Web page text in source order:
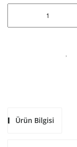
Ürün Bilgisi